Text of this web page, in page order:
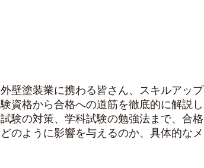
外壁塗装業に携わる皆さん、スキルアッ
験資格から合格への道筋を徹底的に解説
試験の対策、学科試験の勉強法まで、合
どのように影響を与えるのか、具体的な